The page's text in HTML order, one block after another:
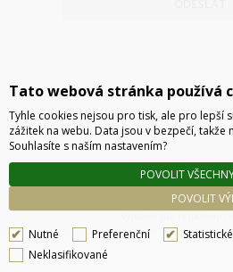
Technické řešení © 2026 CyberSoft s.r.o.
Podle zákona o evidenci tržeb je prodávající
je povinen zaevidovat přijatou tržbu u správce
Tato webová stránka používá
Tyhle cookies nejsou pro tisk, ale pro lepší
zážitek na webu. Data jsou v bezpečí,
Souhlasíte s naším nastavením?
POVOLIT
POVOLIT
Nutné Preferenční Statistické
Neklasifikované